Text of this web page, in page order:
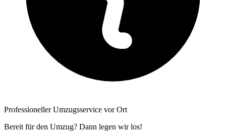
Professioneller Umzugsservice vor Ort
Bereit für den Umzug? Dann legen wir los!